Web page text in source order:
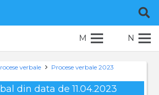
M N
verbale Procese verbale 2023
din data de 11.04.2023